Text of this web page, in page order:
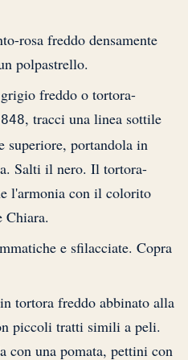
rosa freddo densamente
polpastrello.
freddo o tortora-
, tracci una linea sottile
superiore, portandola in
Salti il nero. Il tortora-
l'armonia con il colorito
Chiara.
e sfilacciate. Copra
tortora freddo abbinato alla
piccoli tratti simili a peli.
con una pomata, pettini con